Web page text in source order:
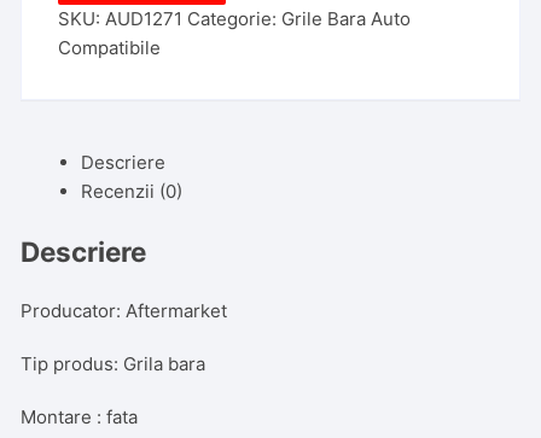
Compatibile
cu
4G,
2011-
cu
de
cu
Control
SKU:AUD1271 Categorie: Grile Bara Auto
Compatibile
Descriere
Recenzii (0)
Descriere
Producator: Aftermarket
Tip produs: Grila bara
Montare : fata